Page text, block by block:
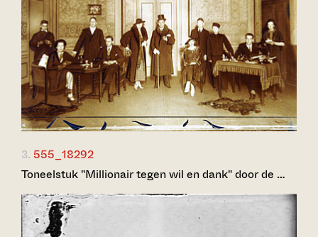
3. 555_18292
Toneelstuk "Millionair tegen wil en dank" door de …